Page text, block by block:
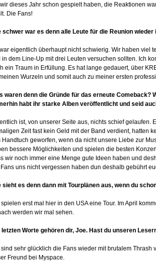
dieses Jahr schon gespielt haben, die Reaktionen
Die Fans!
schwer war es denn alle Leute für die Reunion wieder
eigentlich überhaupt nicht schwierig. Wir haben viel
in dem Line-Up mit drei Leuten versuchen sollten. Ich
ein Traum in Erfüllung. Es hat lange gedauert, über
Wurzeln und somit auch zu meiner ersten
waren denn die Gründe für das erneute
habt ihr starke Alben veröffentlicht und seid
ist, von unserer Seite aus, nichts schief
Zeit fast kein Geld mit der Band verdient, hatten
Handtuch geworfen, wenn da nicht unsere Liebe zur
bessere Möglichkeiten und spielen die besten
wir noch immer eine Menge gute Ideen haben und
uns nicht vergessen haben dun deshalb gebührt
sieht es denn dann mit Tourplänen aus, wenn du
erst mal hier in den USA eine Tour. Im April
werden wir mal sehen.
letzten Worte gehören dir, Joe. Hast du unseren
sind sehr glücklich die Fans wieder mit brutalem
Freund bei Myspace.